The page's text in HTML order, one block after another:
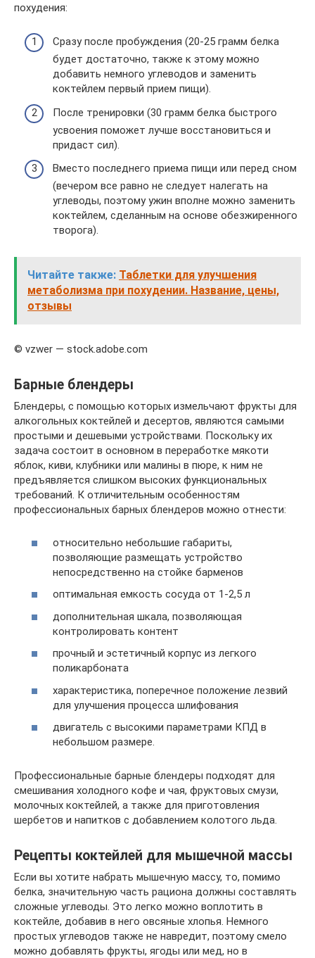
похудения:
Сразу после пробуждения (20-25 грамм белка
будет достаточно, также к этому можно
добавить немного углеводов и заменить
коктейлем первый прием пищи).
После тренировки (30 грамм белка быстрого
усвоения поможет лучше восстановиться и
придаст сил).
Вместо последнего приема пищи или перед сном
(вечером все равно не следует налегать на
углеводы, поэтому ужин вполне можно заменить
коктейлем, сделанным на основе обезжиренного
творога).
Читайте также: Таблетки для улучшения
метаболизма при похудении. Название, цены,
отзывы
© vzwer — stock.adobe.com
Барные блендеры
Блендеры, с помощью которых измельчают фрукты для
алкогольных коктейлей и десертов, являются самыми
простыми и дешевыми устройствами. Поскольку их
задача состоит в основном в переработке мякоти
яблок, киви, клубники или малины в пюре, к ним не
предъявляется слишком высоких функциональных
требований. К отличительным особенностям
профессиональных барных блендеров можно отнести:
относительно небольшие габариты,
позволяющие размещать устройство
непосредственно на стойке барменов
оптимальная емкость сосуда от 1-2,5 л
дополнительная шкала, позволяющая
контролировать контент
прочный и эстетичный корпус из легкого
поликарбоната
характеристика, поперечное положение лезвий
для улучшения процесса шлифования
двигатель с высокими параметрами КПД в
небольшом размере.
Профессиональные барные блендеры подходят для
смешивания холодного кофе и чая, фруктовых смузи,
молочных коктейлей, а также для приготовления
шербетов и напитков с добавлением колотого льда.
Рецепты коктейлей для мышечной массы
Если вы хотите набрать мышечную массу, то, помимо
белка, значительную часть рациона должны составлять
сложные углеводы. Это легко можно воплотить в
коктейле, добавив в него овсяные хлопья. Немного
простых углеводов также не навредит, поэтому смело
можно добавлять фрукты, ягоды или мед, но в